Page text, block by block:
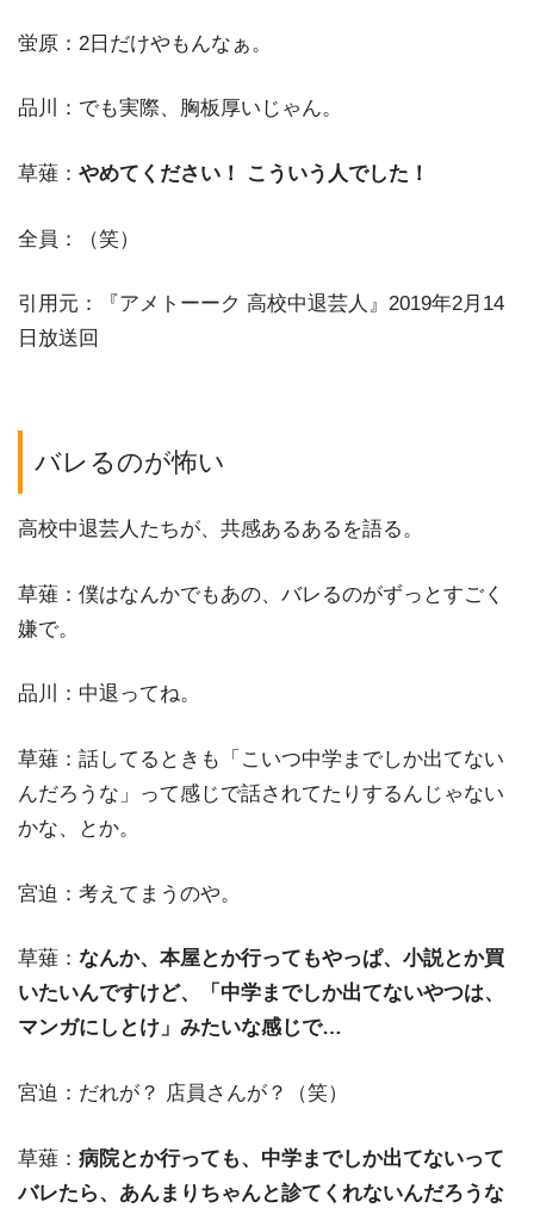
蛍原：2日だけやもんなぁ。
品川：でも実際、胸板厚いじゃん。
草薙： やめてください！ こういう人でした！
全員：（笑）
引用元：『アメトーーク 高校中退芸人』2019年2月14
日放送回
バレるのが怖い
高校中退芸人たちが、共感あるあるを語る。
草薙：僕はなんかでもあの、バレるのがずっとすごく
嫌で。
品川：中退ってね。
草薙：話してるときも「こいつ中学までしか出てない
んだろうな」って感じで話されてたりするんじゃない
かな、とか。
宮迫：考えてまうのや。
草薙： なんか、本屋とか行ってもやっぱ、小説とか買
いたいんですけど、「中学までしか出てないやつは、
マンガにしとけ」みたいな感じで…
宮迫：だれが？ 店員さんが？（笑）
草薙： 病院とか行っても、中学までしか出てないって
バレたら、あんまりちゃんと診てくれないんだろうな